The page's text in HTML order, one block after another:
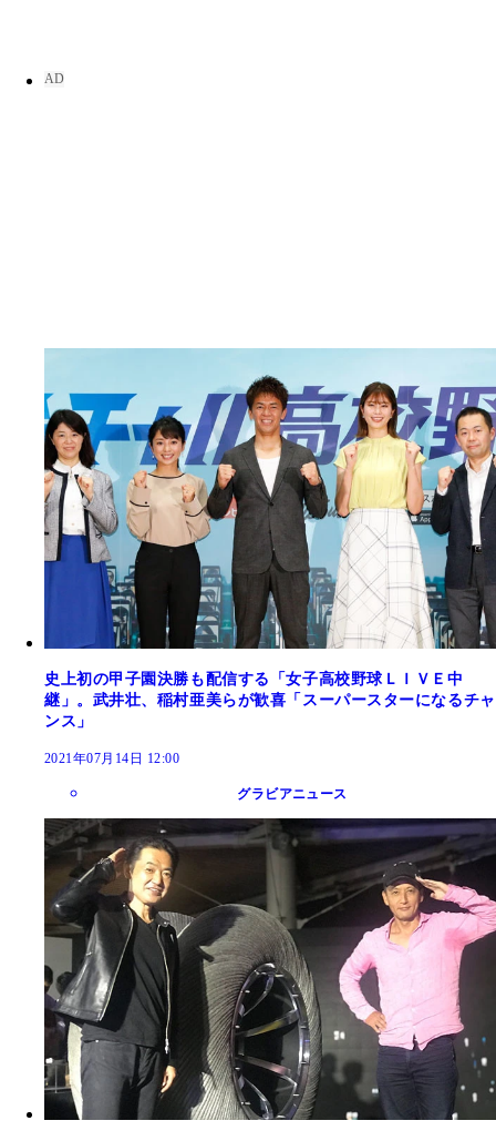
史上初の甲子園決勝も配信する「女子高校野球ＬＩＶＥ中
継」。武井壮、稲村亜美らが歓喜「スーパースターになるチャ
ンス」
2021年07月14日 12:00
グラビアニュース